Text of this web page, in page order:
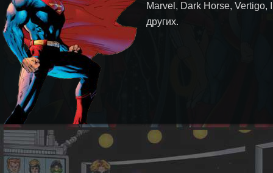
Marvel, Dark Horse, Vertigo,
других.